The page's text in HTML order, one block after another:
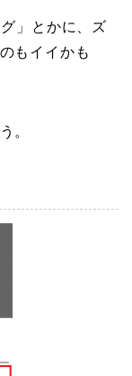
」とかに、ズ
もイイかも
。